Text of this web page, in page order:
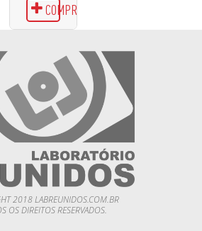
COMPRAR
2018 LABREUNIDOS.COM.BR
OS DIREITOS RESERVADOS.